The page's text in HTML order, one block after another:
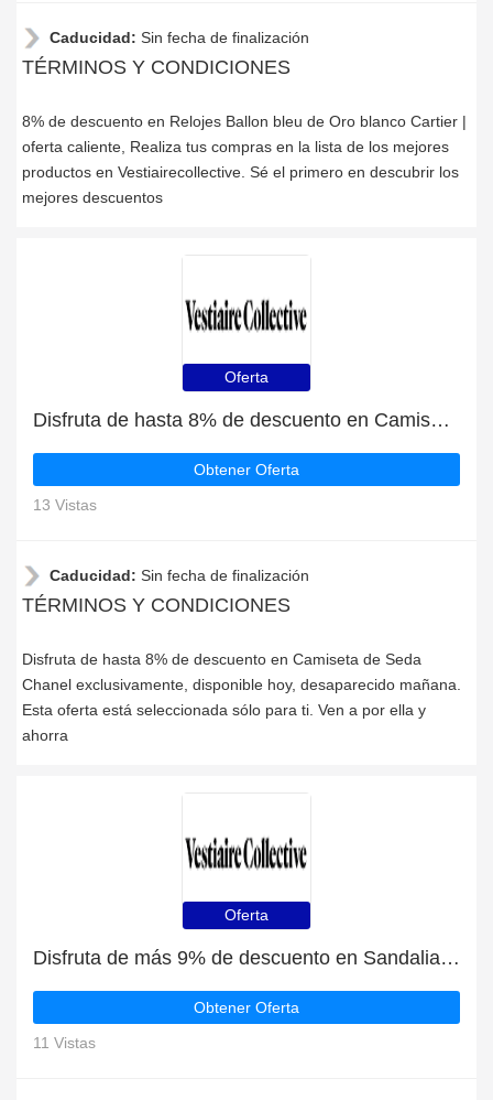
Caducidad: Sin fecha de finalización
TÉRMINOS Y CONDICIONES
8% de descuento en Relojes Ballon bleu de Oro blanco Cartier |
oferta caliente, Realiza tus compras en la lista de los mejores
productos en Vestiairecollective. Sé el primero en descubrir los
mejores descuentos
Oferta
Disfruta de hasta 8% de descuento en Camiseta de Seda Chanel exclusivamente
Obtener Oferta
13 Vistas
Caducidad: Sin fecha de finalización
TÉRMINOS Y CONDICIONES
Disfruta de hasta 8% de descuento en Camiseta de Seda
Chanel exclusivamente, disponible hoy, desaparecido mañana.
Esta oferta está seleccionada sólo para ti. Ven a por ella y
ahorra
Oferta
Disfruta de más 9% de descuento en Sandalias de Cuero Hermès ahora
Obtener Oferta
11 Vistas